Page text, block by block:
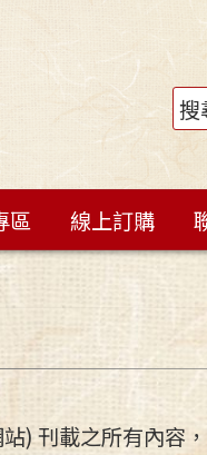
區 線上訂購
) 刊載之所有內容